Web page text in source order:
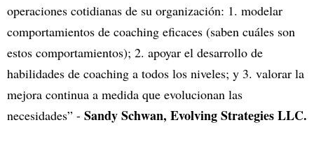
operaciones cotidianas de su organización: 1. modelar
comportamientos de coaching eficaces (saben cuáles son
estos comportamientos); 2. apoyar el desarrollo de
habilidades de coaching a todos los niveles; y 3. valorar la
mejora continua a medida que evolucionan las
necesidades” - Sandy Schwan, Evolving Strategies LLC.